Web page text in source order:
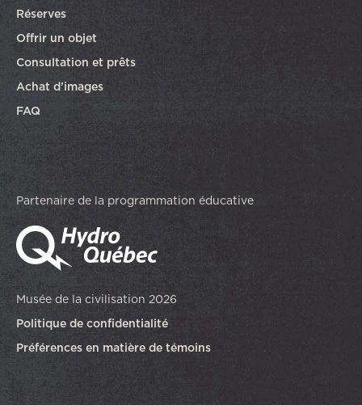
Réserves
Offrir un objet
Consultation et prêts
Achat d’images
FAQ
Partenaire de la programmation éducative
Musée de la civilisation 2026
Politique de confidentialité
Préférences en matière de témoins